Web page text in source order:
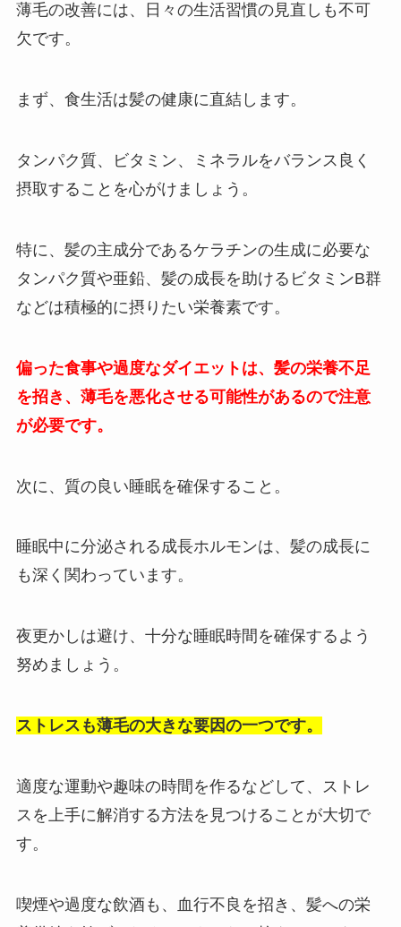
薄毛の改善には、日々の生活習慣の見直しも不可
欠です。
まず、食生活は髪の健康に直結します。
タンパク質、ビタミン、ミネラルをバランス良く
摂取することを心がけましょう。
特に、髪の主成分であるケラチンの生成に必要な
タンパク質や亜鉛、髪の成長を助けるビタミンB群
などは積極的に摂りたい栄養素です。
偏った食事や過度なダイエットは、髪の栄養不足
を招き、薄毛を悪化させる可能性があるので注意
が必要です。
次に、質の良い睡眠を確保すること。
睡眠中に分泌される成長ホルモンは、髪の成長に
も深く関わっています。
夜更かしは避け、十分な睡眠時間を確保するよう
努めましょう。
ストレスも薄毛の大きな要因の一つです。
適度な運動や趣味の時間を作るなどして、ストレ
スを上手に解消する方法を見つけることが大切で
す。
喫煙や過度な飲酒も、血行不良を招き、髪への栄